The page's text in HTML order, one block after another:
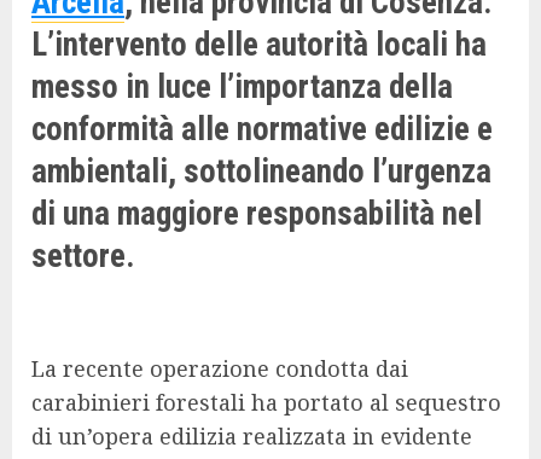
L’intervento delle autorità locali ha
messo in luce l’importanza della
conformità alle normative edilizie e
ambientali, sottolineando l’urgenza
di una maggiore responsabilità nel
settore.
La recente operazione condotta dai
carabinieri forestali ha portato al sequestro
di un’opera edilizia realizzata in evidente